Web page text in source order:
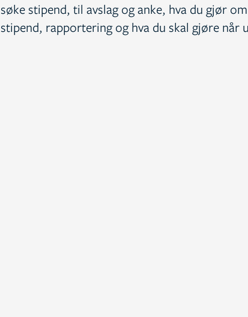
søke stipend, til avslag og anke, hva du gjør
stipend, rapportering og hva du skal gjøre når